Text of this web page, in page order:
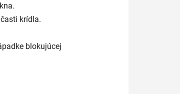
krídla.
blokujúcej